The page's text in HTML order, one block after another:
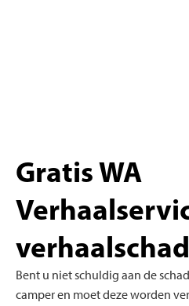
Gratis WA
Bent u niet schuldig aan de
camper en moet deze worden